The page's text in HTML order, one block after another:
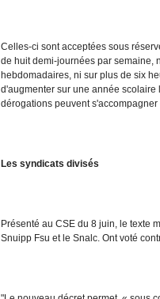
Celles-ci sont acceptées sous
de huit demi-journées par semaine,
hebdomadaires, ni sur plus de six
d'augmenter sur une année
dérogations peuvent
Les syndicats divisés
Présenté au CSE du 8 juin, le texte
Snuipp Fsu et le Snalc. Ont voté